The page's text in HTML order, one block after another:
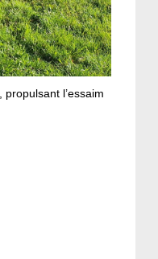
, propulsant l’essaim